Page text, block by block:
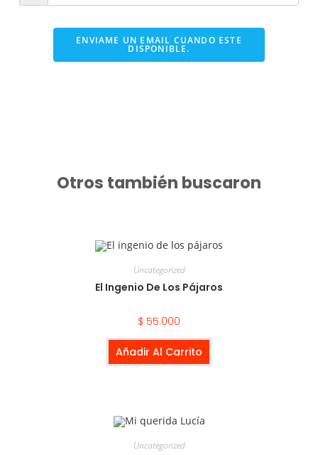
ENVIAME UN EMAIL CUANDO ESTE
DISPONIBLE.
Otros también buscaron
Uncategorized
El Ingenio De Los Pájaros
$ 55.000
Añadir Al Carrito
Uncategorized